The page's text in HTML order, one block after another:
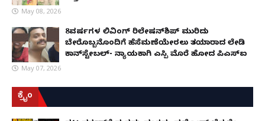
May 08, 2026
8ವರ್ಷಗಳ ಲಿವಿಂಗ್‌ ರಿಲೇಷನ್‌ಶಿಪ್ ಮುರಿದು
ಬೇರೊಬ್ಬನೊಂದಿಗೆ ಹೆಸೆಮಣೆಯೇರಲು ತಯಾರಾದ ಲೇಡಿ
ಕಾನ್‌ಸ್ಟೇಬಲ್- ನ್ಯಾಯಕ್ಕಾಗಿ ಎಸ್ಪಿ ಮೊರೆ ಹೋದ ಪಿಎಸ್ಐ
May 07, 2026
ಕ್ರೈಂ